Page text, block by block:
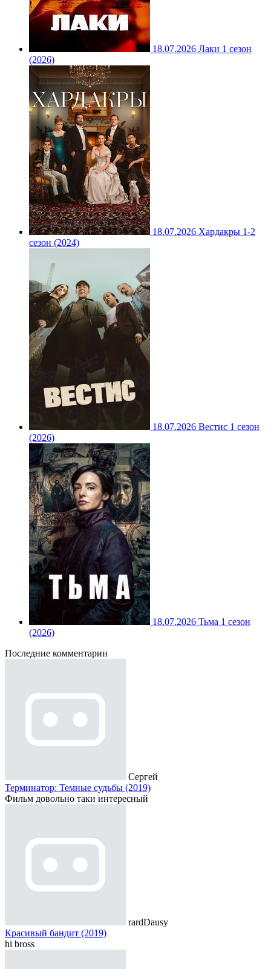
18.07.2026 Лаки 1 сезон
(2026)
18.07.2026 Хардакры 1-2
сезон (2024)
18.07.2026 Вестис 1 сезон
(2026)
18.07.2026 Тьма 1 сезон
(2026)
Последние комментарии
Сергей
Терминатор: Темные судьбы (2019)
Фильм довольно таки интересный
rardDausy
Красивый бандит (2019)
hi bross